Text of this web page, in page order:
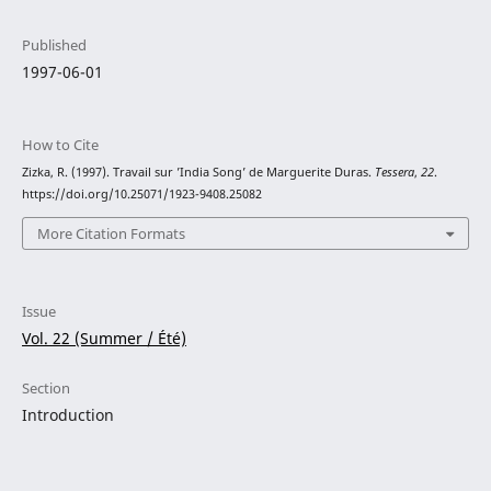
Published
1997-06-01
How to Cite
Zizka, R. (1997). Travail sur ’India Song’ de Marguerite Duras. Tessera, 22.
https://doi.org/10.25071/1923-9408.25082
More Citation Formats
Issue
Vol. 22 (Summer / Été)
Section
Introduction